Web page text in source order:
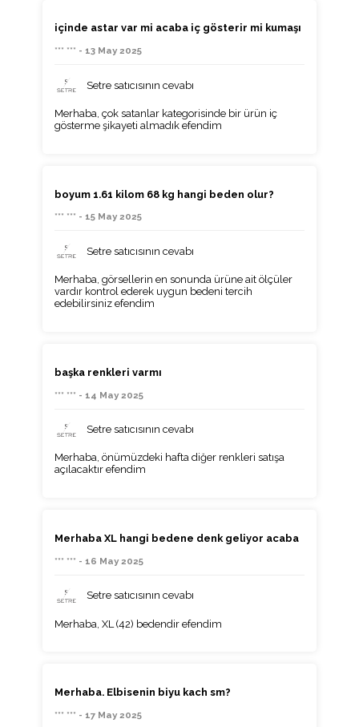
içinde astar var mi acaba iç gösterir mi kumaşı
*** *** - 13 May 2025
Setre satıcısının cevabı
Merhaba, çok satanlar kategorisinde bir ürün iç
gösterme şikayeti almadık efendim
boyum 1.61 kilom 68 kg hangi beden olur?
*** *** - 15 May 2025
Setre satıcısının cevabı
Merhaba, görsellerin en sonunda ürüne ait ölçüler
vardır kontrol ederek uygun bedeni tercih
edebilirsiniz efendim
başka renkleri varmı
*** *** - 14 May 2025
Setre satıcısının cevabı
Merhaba, önümüzdeki hafta diğer renkleri satışa
açılacaktır efendim
Merhaba XL hangi bedene denk geliyor acaba
*** *** - 16 May 2025
Setre satıcısının cevabı
Merhaba, XL (42) bedendir efendim
Merhaba. Elbisenin biyu kach sm?
*** *** - 17 May 2025